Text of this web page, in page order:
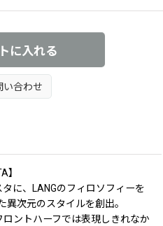
に入れる
い合わせ
】
に、LANGのフィロソフィーを
次元のスタイルを創出。
ントハーフでは表現しきれなか